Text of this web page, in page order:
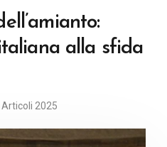
alla sfida
Articoli 2025